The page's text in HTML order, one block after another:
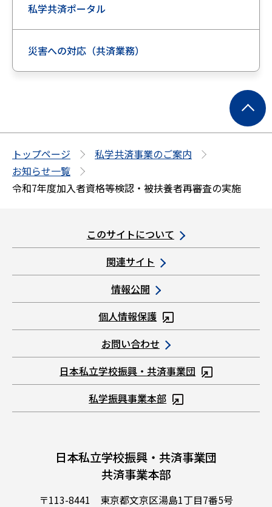
私学共済ポータル
災害への対応（共済業務）
ー
ジ
トップページ
私学共済事業のご案内
お知らせ一覧
令和7年度加入者資格等検認・被扶養者再審査の実施
このサイトについて
関連サイト
情報公開
個人情報保護
お問い合わせ
日本私立学校振興・共済事業団
私学振興事業本部
日本私立学校振興・共済事業団
共済事業本部
〒113-8441 東京都文京区湯島1丁目7番5号